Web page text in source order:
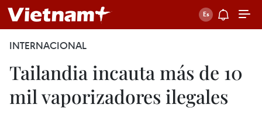
INTERNACIONAL
Tailandia incauta más de 10
mil vaporizadores ilegales